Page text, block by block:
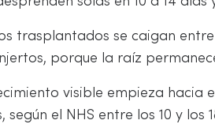
trasplantados se caigan
porque la raíz
visible empieza hacia
según el NHS entre los 10 y los